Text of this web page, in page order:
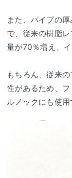
また、パイプの
で、従来の樹脂
量が70％増え、
もちろん、従来
性があるため、
ルノックにも使用